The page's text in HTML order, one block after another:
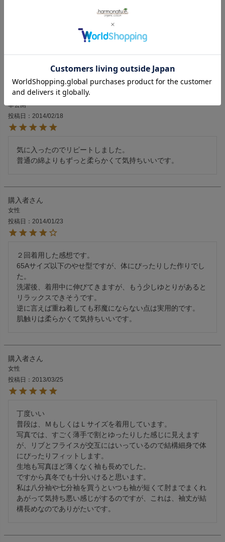
なので普段 Lサイズの方にはすこし窮屈に感じるかもしれま
一度お洗濯すると袖がきもち縮みました。
丈が長くお腹がすっぽり隠れるのは安心感がありますね。お
すすめです。
購入者
非公開
投稿日
2014/02/18
気に入ったのでリピートしました。
購入者
女性
投稿日
2014/01/23
２回着用した感想です。
65Aサイズ以下のやせ型ですが、体にぴったりした作りでし
た。
洗濯後、着用中に伸びてきますが、もう少しゆとりがあると
リラックスできそうです。
逆に言えば重ね着しても邪魔にならない点は実用的です。
肌触りは柔らかくて気持ちいいです。
購入者
女性
投稿日
2013/03/25
丁度いい
普段は、ＭもしくはＬサイズを着用しています。
写真では、すごく薄手で割とゆったりした感じに見えます
が、リブとフライスが交互にはいっているので結構細身で体
にぴったりフィットします。
生地も写真ほど薄くなく袖も長めでした。
ですから真冬でも十分いけると思います。
私は八分袖や七分袖を買うといつも袖が短くて肘までまくれ
あがって気持ち悪い感じがするのですが、これは、袖丈が結
構長めなのでありがたいです。